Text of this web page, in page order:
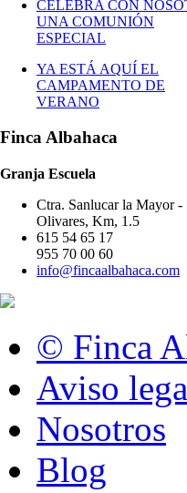
CELEBRA CON
UNA COMUNIÓN
ESPECIAL
YA ESTÁ AQUÍ EL
CAMPAMENTO DE
VERANO
Finca Albahaca
Granja Escuela
Ctra. Sanlucar la Mayor -
Olivares, Km, 1.5
615 54 65 17
955 70 00 60
info@fincaalbahaca.com
© Finca
Aviso
Nosotros
Blog